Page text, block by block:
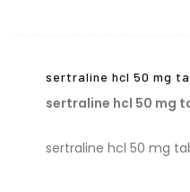
sertraline hcl 50 mg
sertraline hcl 50 mg
sertraline hcl 50 mg